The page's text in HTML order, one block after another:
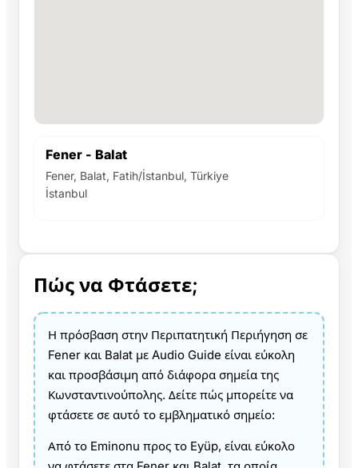
Fener - Balat
Fener, Balat, Fatih/İstanbul, Türkiye
İstanbul
Πώς να Φτάσετε;
Η πρόσβαση στην Περιπατητική Περιήγηση σε
Fener και Balat με Audio Guide είναι εύκολη
και προσβάσιμη από διάφορα σημεία της
Κωνσταντινούπολης. Δείτε πώς μπορείτε να
φτάσετε σε αυτό το εμβληματικό σημείο:
Από το Eminonu προς το Eyüp, είναι εύκολο